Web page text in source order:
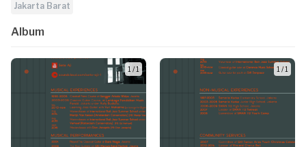
Jakarta Barat
Album
1 / 1 1 / 1